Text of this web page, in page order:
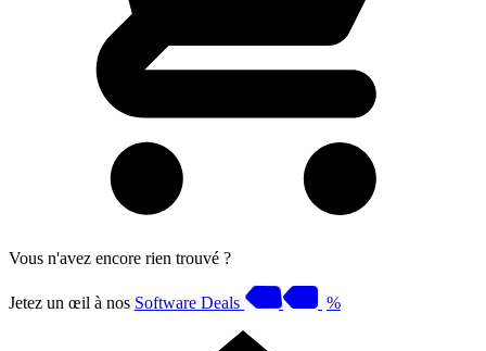
Vous n'avez encore rien trouvé ?
Jetez un œil à nos Software Deals %